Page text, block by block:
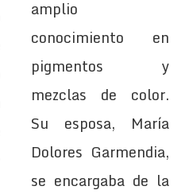
amplio
conocimiento en
pigmentos y
mezclas de color.
Su esposa, María
Dolores Garmendia,
se encargaba de la